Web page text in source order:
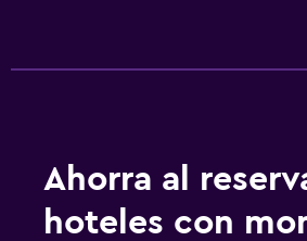
Ahorra al
hoteles con